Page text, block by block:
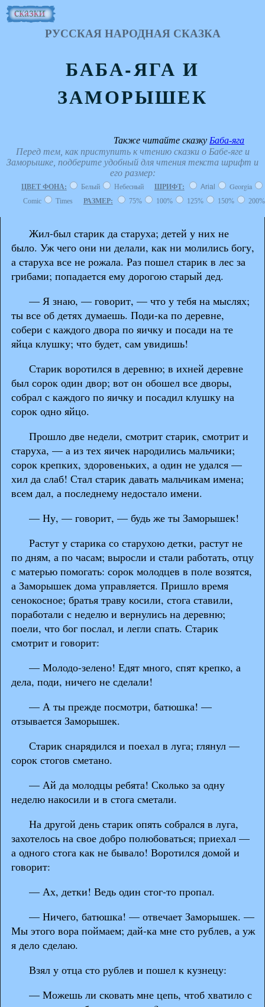
РУССКАЯ НАРОДНАЯ СКАЗКА
БАБА-ЯГА И
ЗАМОРЫШЕК
Также читайте сказку Баба-яга
Перед тем, как приступить к чтению сказки о Бабе-яге и
Заморышке, подберите удобный для чтения текста шрифт и
его размер:
ЦВЕТ ФОНА: Белый Небесный ШРИФТ: Arial Georgia
Comic Times РАЗМЕР: 75% 100% 125% 150% 200%
Жил-был старик да старуха; детей у них не
было. Уж чего они ни делали, как ни молились богу,
а старуха все не рожала. Раз пошел старик в лес за
грибами; попадается ему дорогою старый дед.
— Я знаю, — говорит, — что у тебя на мыслях;
ты все об детях думаешь. Поди-ка по деревне,
собери с каждого двора по яичку и посади на те
яйца клушку; что будет, сам увидишь!
Старик воротился в деревню; в ихней деревне
был сорок один двор; вот он обошел все дворы,
собрал с каждого по яичку и посадил клушку на
сорок одно яйцо.
Прошло две недели, смотрит старик, смотрит и
старуха, — а из тех яичек народились мальчики;
сорок крепких, здоровеньких, а один не удался —
хил да слаб! Стал старик давать мальчикам имена;
всем дал, а последнему недостало имени.
— Ну, — говорит, — будь же ты Заморышек!
Растут у старика со старухою детки, растут не
по дням, а по часам; выросли и стали работать, отцу
с матерью помогать: сорок молодцев в поле возятся,
а Заморышек дома управляется. Пришло время
сенокосное; братья траву косили, стога ставили,
поработали с неделю и вернулись на деревню;
поели, что бог послал, и легли спать. Старик
смотрит и говорит:
— Молодо-зелено! Едят много, спят крепко, а
дела, поди, ничего не сделали!
— А ты прежде посмотри, батюшка! —
отзывается Заморышек.
Старик снарядился и поехал в луга; глянул —
сорок стогов сметано.
— Ай да молодцы ребята! Сколько за одну
неделю накосили и в стога сметали.
На другой день старик опять собрался в луга,
захотелось на свое добро полюбоваться; приехал —
а одного стога как не бывало! Воротился домой и
говорит:
— Ах, детки! Ведь один стог-то пропал.
— Ничего, батюшка! — отвечает Заморышек. —
Мы этого вора поймаем; дай-ка мне сто рублев, а уж
я дело сделаю.
Взял у отца сто рублев и пошел к кузнецу:
— Можешь ли сковать мне цепь, чтоб хватило с